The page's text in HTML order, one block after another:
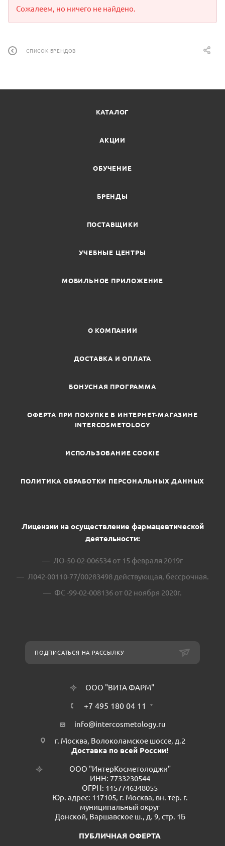
Сожалеем, но ничего не найдено.
СПИСОК БРЕНДОВ
КАТАЛОГ
АКЦИИ
ОБУЧЕНИЕ
БРЕНДЫ
ПОСТАВЩИКИ
УЧЕБНЫЕ ЦЕНТРЫ
МОБИЛЬНОЕ ПРИЛОЖЕНИЕ
О КОМПАНИИ
ДОСТАВКА И ОПЛАТА
БОНУСНАЯ ПРОГРАММА
ОФЕРТА ПРИ ПОКУПКЕ В ИНТЕРНЕТ-МАГАЗИНЕ
INTERCOSMETOLOGY
ИСПОЛЬЗОВАНИЕ COOKIE
ПОЛИТИКА ОБРАБОТКИ ПЕРСОНАЛЬНЫХ ДАННЫХ
Лицензии на осуществление фармацевтической
деятельности:
ЛО-50-02-006534 от 15 февраля 2019г
Л042-00110-77/00283498 действующая, бессрочная.
ФС -99-02-008136 от 02 ноября 2020г.
ПОДПИСАТЬСЯ НА РАССЫЛКУ
ООО "ВИТА ФАРМ"
+7 495 180 04 11
info@intercosmetology.ru
г. Москва, Волоколамское шоссе, д.2
Доставка по всей России!
ООО "ИнтерКосметолоджи"
ИНН: 7733230544
ОГРН: 1157746348055
Юр. адрес: 117105, г. Москва, вн. тер. г.
муниципальный округ
Донской, Варшавское ш., д. 9, стр. 1Б
ПУБЛИЧНАЯ ОФЕРТА